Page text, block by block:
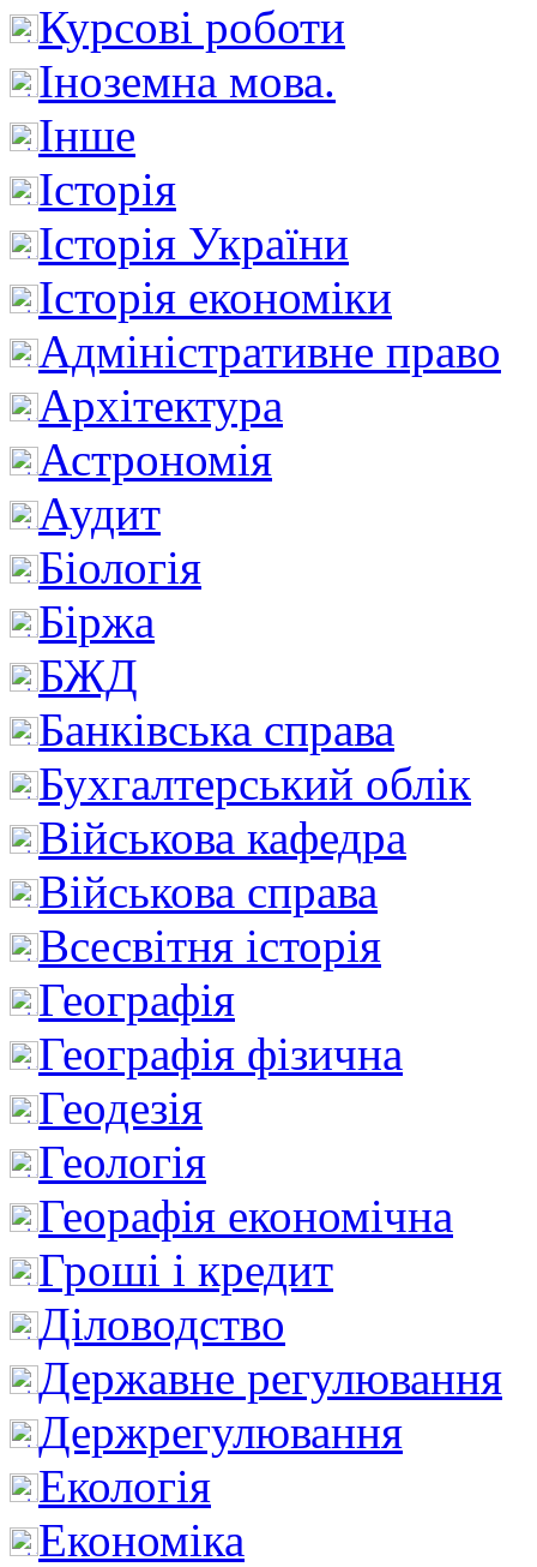
Курсові роботи
Іноземна мова.
Інше
Історія
Історія України
Історія економіки
Адміністративне право
Архітектура
Астрономія
Аудит
Біологія
Біржа
БЖД
Банківська справа
Бухгалтерський облік
Військова кафедра
Військова справа
Всесвітня історія
Географія
Географія фізична
Геодезія
Геологія
Георафія економічна
Гроші і кредит
Діловодство
Державне регулювання
Держрегулювання
Екологія
Економіка